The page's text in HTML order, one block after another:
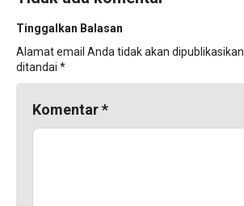
Tinggalkan Balasan
Alamat email Anda tidak akan dipublikasikan.
ditandai *
Komentar*